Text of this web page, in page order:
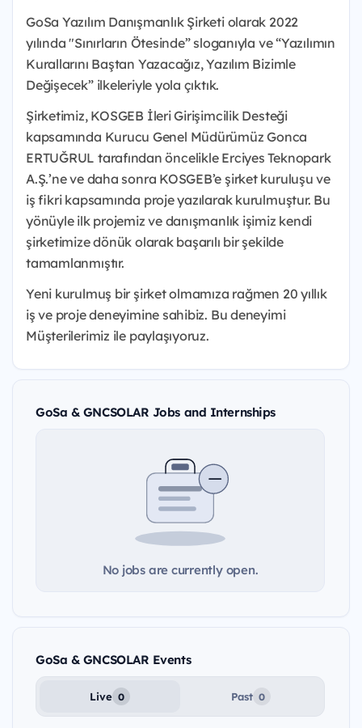
GoSa Yazılım Danışmanlık Şirketi olarak 2022
yılında "Sınırların Ötesinde” sloganıyla ve “Yazılımın
Kurallarını Baştan Yazacağız, Yazılım Bizimle
Değişecek” ilkeleriyle yola çıktık.
Şirketimiz, KOSGEB İleri Girişimcilik Desteği
kapsamında Kurucu Genel Müdürümüz Gonca
ERTUĞRUL tarafından öncelikle Erciyes Teknopark
A.Ş.’ne ve daha sonra KOSGEB’e şirket kuruluşu ve
iş fikri kapsamında proje yazılarak kurulmuştur. Bu
yönüyle ilk projemiz ve danışmanlık işimiz kendi
şirketimize dönük olarak başarılı bir şekilde
tamamlanmıştır.
Yeni kurulmuş bir şirket olmamıza rağmen 20 yıllık
iş ve proje deneyimine sahibiz. Bu deneyimi
Müşterilerimiz ile paylaşıyoruz.
GoSa & GNCSOLAR Jobs and Internships
No jobs are currently open.
GoSa & GNCSOLAR Events
Live 0 Past 0